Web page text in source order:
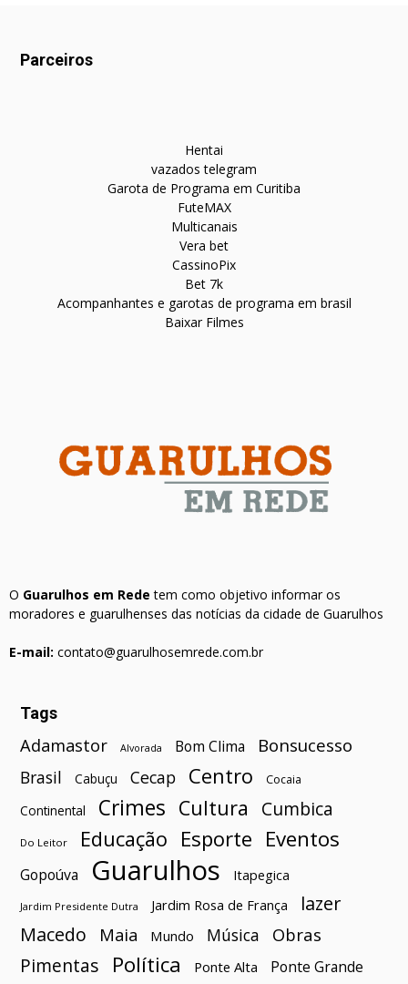
Parceiros
Hentai
vazados telegram
Garota de Programa em Curitiba
FuteMAX
Multicanais
Vera bet
CassinoPix
Bet 7k
Acompanhantes e garotas de programa em brasil
Baixar Filmes
O Guarulhos em Rede tem como objetivo informar os
moradores e guarulhenses das notícias da cidade de Guarulhos
E-mail: contato@guarulhosemrede.com.br
Tags
Adamastor Alvorada Bom Clima Bonsucesso
Brasil Cabuçu Cecap Centro Cocaia
Continental Crimes Cultura Cumbica
Do Leitor Educação Esporte Eventos
Gopoúva Guarulhos Itapegica
Jardim Presidente Dutra Jardim Rosa de França
lazer
Macedo
Maia Mundo Música Obras
Pimentas Política Ponte Alta Ponte Grande